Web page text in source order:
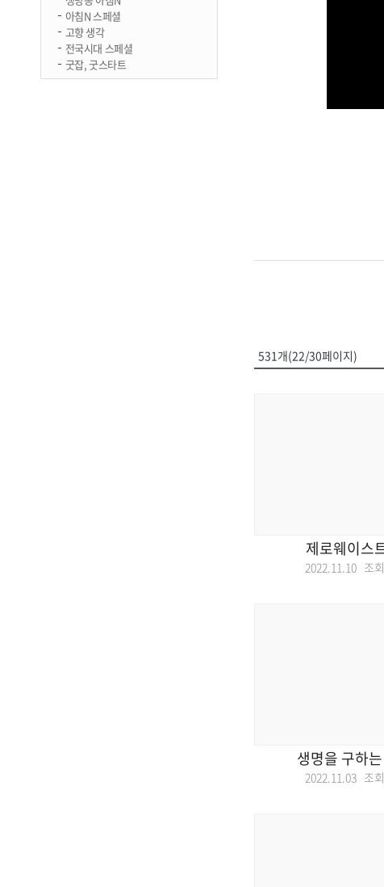
아침N 스페셜
고향 생각
전국시대 스페셜
굿잡, 굿스타트
531개(22/30페이지)
제로웨이스
2022.11.10 조회
생명을 구하
2022.11.03 조회